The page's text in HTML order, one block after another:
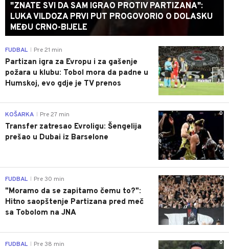
"ZNATE SVI DA SAM IGRAO PROTIV PARTIZANA":
LUKA VILDOZA PRVI PUT PROGOVORIO O DOLASKU
MEĐU CRNO-BIJELE
0
FUDBAL Pre 21 min
Partizan igra za Evropu i za gašenje
požara u klubu: Tobol mora da padne u
Humskoj, evo gdje je TV prenos
0
KOŠARKA Pre 27 min
Transfer zatresao Evroligu: Šengelija
prešao u Dubai iz Barselone
0
FUDBAL Pre 30 min
"Moramo da se zapitamo čemu to?":
Hitno saopštenje Partizana pred meč
sa Tobolom na JNA
0
FUDBAL Pre 38 min